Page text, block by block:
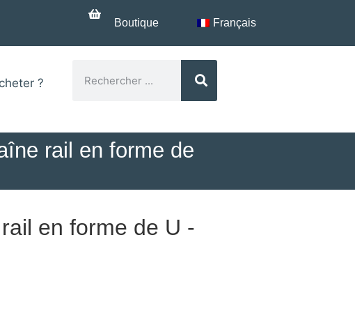
Boutique Français
?
rail en forme de
en forme de U -